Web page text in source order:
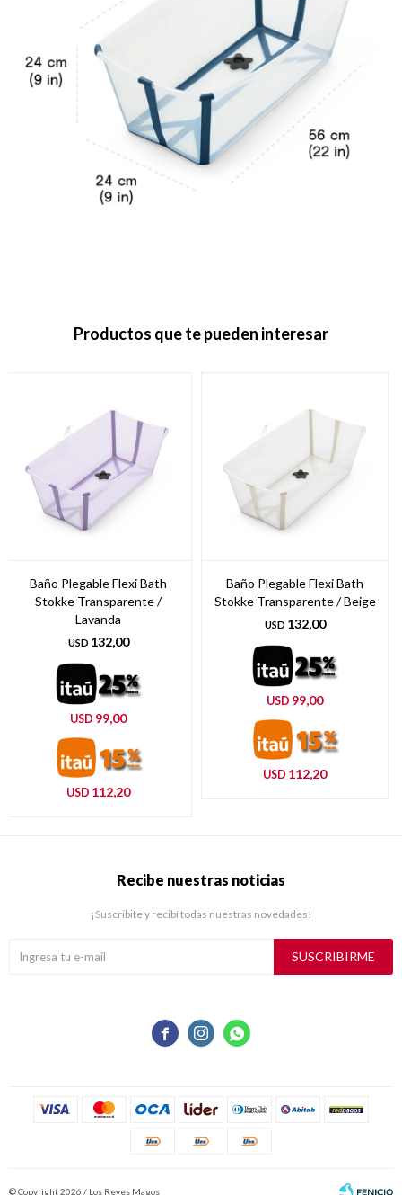
Productos que te pueden interesar
Baño Plegable Flexi Bath
Stokke Transparente /
Lavanda
USD 132,00
USD 99,00
USD 112,20
Baño Plegable Flexi Bath
Stokke Transparente / Beige
USD 132,00
USD 99,00
USD 112,20
  
Recibe nuestras noticias
¡Suscribite y recibí todas nuestras novedades!
SUSCRIBIRME
© Copyright 2026 / Los Reyes Magos